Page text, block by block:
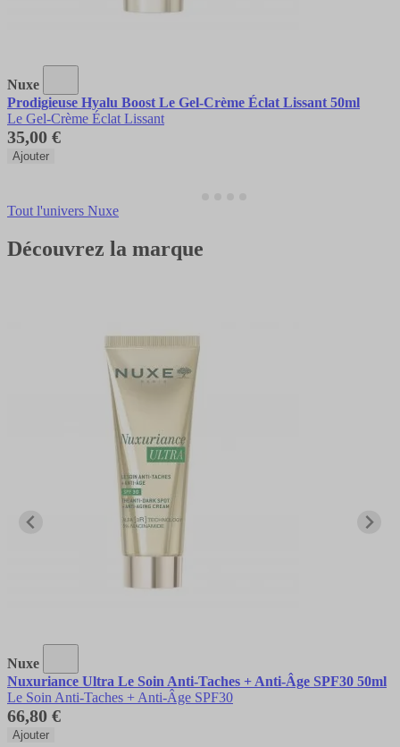
Nuxe
Prodigieuse Hyalu Boost Le Gel-Crème Éclat Lissant 50ml
Le Gel-Crème Éclat Lissant
35,00 €
Ajouter
Tout l'univers Nuxe
Découvrez la marque
Nuxe
Nuxuriance Ultra Le Soin Anti-Taches + Anti-Âge SPF30 50ml
Le Soin Anti-Taches + Anti-Âge SPF30
66,80 €
Ajouter